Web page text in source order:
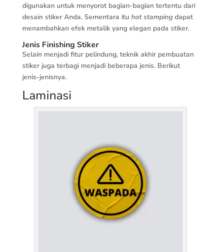
digunakan untuk menyorot bagian-bagian tertentu dari
desain stiker Anda. Sementara itu hot stampingdapat
menambahkan efek metalik yang elegan pada stiker.
Jenis Finishing Stiker
Selain menjadi fitur pelindung, teknik akhir pembuatan
stiker juga terbagi menjadi beberapa jenis. Berikut
jenis-jenisnya.
Laminasi